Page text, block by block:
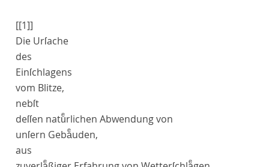
[[1]]
Die Urſache
des
Einſchlagens
vom Blitze,
nebſt
deſſen natuͤrlichen Abwendung von
unſern Gebaͤuden,
aus